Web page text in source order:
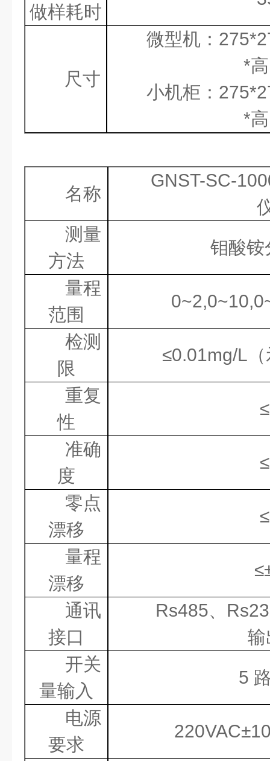
做样耗时
尺寸
微型机：
*
小机柜：
*
名称
GNST-SC-
测量
方法
钼酸铵
量程
范围
检测
限
≤0.01mg/L
重复
性
准确
度
零点
漂移
量程
漂移
通讯
接口
Rs485、
输
开关
量输入
5
电源
要求
220VAC±